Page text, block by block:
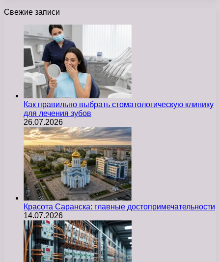
Свежие записи
Как правильно выбрать стоматологическую клинику
для лечения зубов
26.07.2026
Красота Саранска: главные достопримечательности
14.07.2026